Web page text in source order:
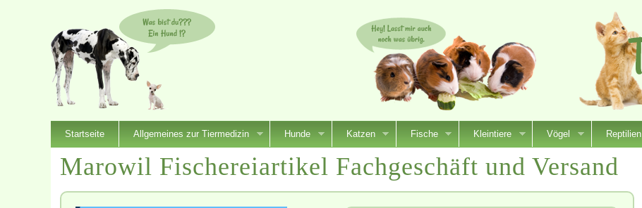
Startseite Allgemeines zur Tiermedizin Hunde Katzen Fische Kleintiere Vögel Reptilien
Marowil Fischereiartikel Fachgeschäft und Versand